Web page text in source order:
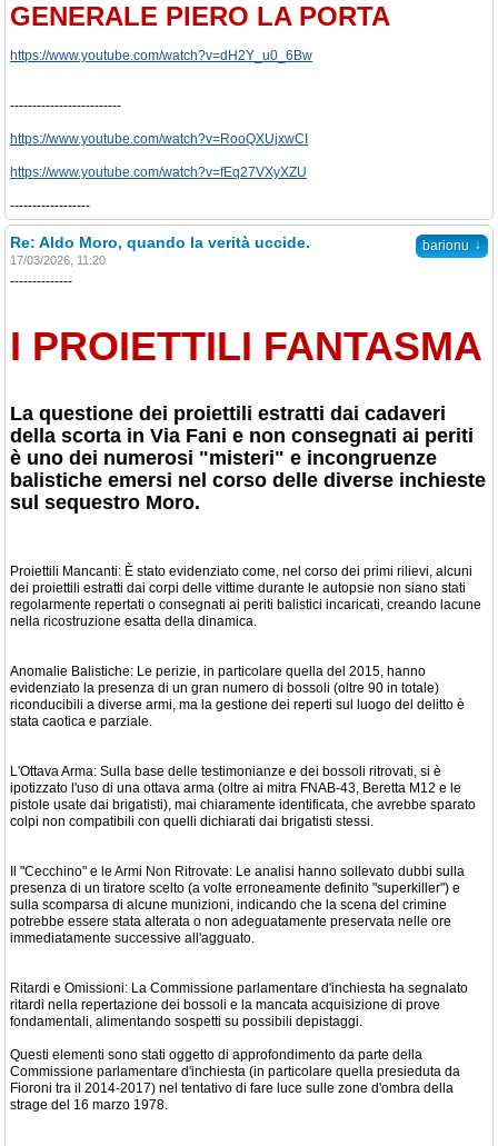
GENERALE PIERO LA PORTA
https://www.youtube.com/watch?v=dH2Y_u0_6Bw
-------------------------
https://www.youtube.com/watch?v=RooQXUjxwCI
https://www.youtube.com/watch?v=fEq27VXyXZU
------------------
barionu ↓
Re: Aldo Moro, quando la verità uccide.
17/03/2026, 11:20
--------------
I PROIETTILI FANTASMA
La questione dei proiettili estratti dai cadaveri
della scorta in Via Fani e non consegnati ai periti
è uno dei numerosi "misteri" e incongruenze
balistiche emersi nel corso delle diverse inchieste
sul sequestro Moro.
Proiettili Mancanti: È stato evidenziato come, nel corso dei primi rilievi, alcuni
dei proiettili estratti dai corpi delle vittime durante le autopsie non siano stati
regolarmente repertati o consegnati ai periti balistici incaricati, creando lacune
nella ricostruzione esatta della dinamica.
Anomalie Balistiche: Le perizie, in particolare quella del 2015, hanno
evidenziato la presenza di un gran numero di bossoli (oltre 90 in totale)
riconducibili a diverse armi, ma la gestione dei reperti sul luogo del delitto è
stata caotica e parziale.
L'Ottava Arma: Sulla base delle testimonianze e dei bossoli ritrovati, si è
ipotizzato l'uso di una ottava arma (oltre ai mitra FNAB-43, Beretta M12 e le
pistole usate dai brigatisti), mai chiaramente identificata, che avrebbe sparato
colpi non compatibili con quelli dichiarati dai brigatisti stessi.
Il "Cecchino" e le Armi Non Ritrovate: Le analisi hanno sollevato dubbi sulla
presenza di un tiratore scelto (a volte erroneamente definito "superkiller") e
sulla scomparsa di alcune munizioni, indicando che la scena del crimine
potrebbe essere stata alterata o non adeguatamente preservata nelle ore
immediatamente successive all'agguato.
Ritardi e Omissioni: La Commissione parlamentare d'inchiesta ha segnalato
ritardi nella repertazione dei bossoli e la mancata acquisizione di prove
fondamentali, alimentando sospetti su possibili depistaggi.
Questi elementi sono stati oggetto di approfondimento da parte della
Commissione parlamentare d'inchiesta (in particolare quella presieduta da
Fioroni tra il 2014-2017) nel tentativo di fare luce sulle zone d'ombra della
strage del 16 marzo 1978.